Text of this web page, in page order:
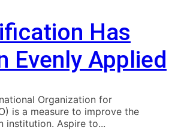
Has
Evenly Applied
Organization for
is a measure to improve the
institution. Aspire to...